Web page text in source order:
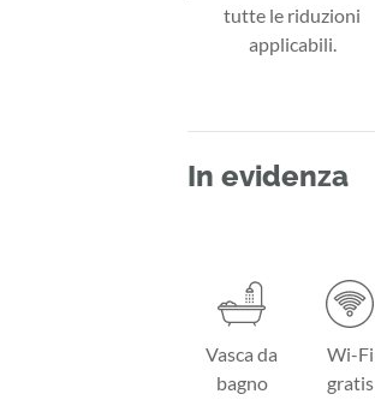
tutte le riduzioni
applicabili.
In evidenza
Vasca da
bagno
Wi-Fi
gratis